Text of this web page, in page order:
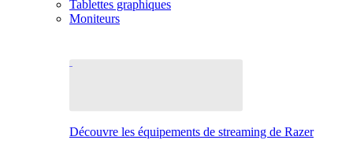
Tablettes graphiques
Moniteurs
Découvre les équipements de streaming de Razer